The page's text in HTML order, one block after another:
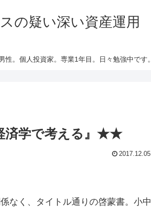
の疑い深い資産運用
性。個人投資家。専業1年目。日々勉強中です。
済学で考える』★★
2017.12.05
なく、タイトル通りの啓蒙書。小中